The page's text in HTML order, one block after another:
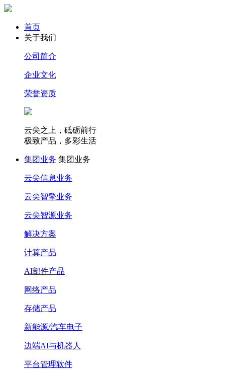
首页
关于我们
公司简介
企业文化
荣誉资质
云尖之上，砥砺前行
极致产品，多彩生活
集团业务 集团业务
云尖信息业务
云尖智擎业务
云尖智源业务
解决方案
计算产品
AI部件产品
网络产品
存储产品
新能源/汽车电子
边端AI与机器人
平台管理软件